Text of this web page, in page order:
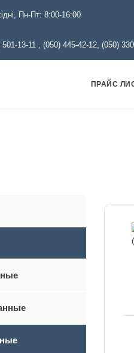
Пн-Пт: 8:00-16:00
13-11 , (050) 445-42-12, (050)
ПРАЙС